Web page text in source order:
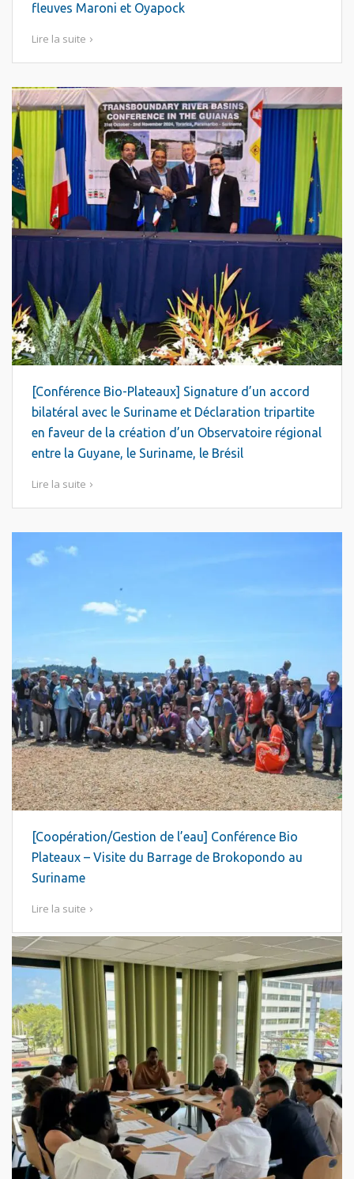
fleuves Maroni et Oyapock
Lire la suite
[Conférence Bio-Plateaux] Signature d’un accord
bilatéral avec le Suriname et Déclaration tripartite
en faveur de la création d’un Observatoire régional
entre la Guyane, le Suriname, le Brésil
Lire la suite
[Coopération/Gestion de l’eau] Conférence Bio
Plateaux – Visite du Barrage de Brokopondo au
Suriname
Lire la suite